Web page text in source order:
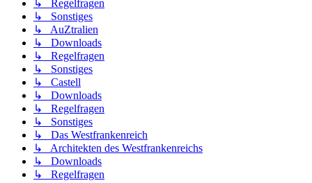
↳ Regelfragen
↳ Sonstiges
↳ AuZtralien
↳ Downloads
↳ Regelfragen
↳ Sonstiges
↳ Castell
↳ Downloads
↳ Regelfragen
↳ Sonstiges
↳ Das Westfrankenreich
↳ Architekten des Westfrankenreichs
↳ Downloads
↳ Regelfragen